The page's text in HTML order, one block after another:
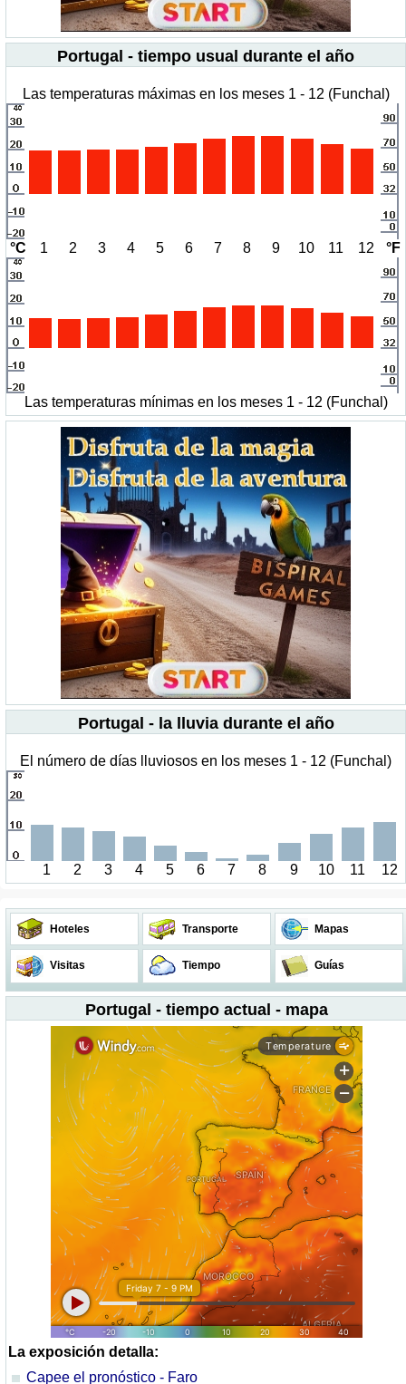
Portugal - tiempo usual durante el año
Las temperaturas máximas en los meses 1 - 12 (Funchal)
°C 1 2 3 4 5 6 7 8 9 10 11 12 °F
Las temperaturas mínimas en los meses 1 - 12 (Funchal)
Portugal - la lluvia durante el año
El número de días lluviosos en los meses 1 - 12 (Funchal)
1 2 3 4 5 6 7 8 9 10 11 12
Hoteles Transporte Mapas
Visitas Tiempo Guías
Portugal - tiempo actual - mapa
La exposición detalla:
Capee el pronóstico - Faro